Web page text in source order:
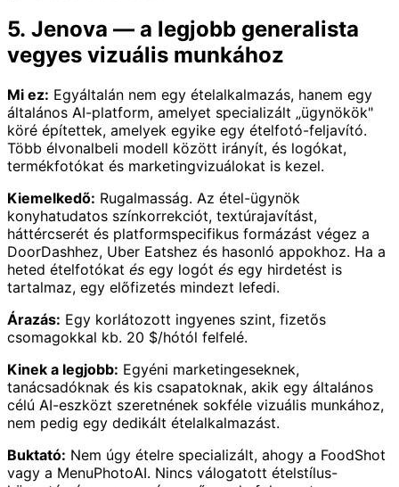
5. Jenova — a legjobb generalista
vegyes vizuális munkához
Mi ez: Egyáltalán nem egy ételalkalmazás, hanem egy
általános AI-platform, amelyet specializált „ügynökök"
köré építettek, amelyek egyike egy ételfotó-feljavító.
Több élvonalbeli modell között irányít, és logókat,
termékfotókat és marketingvizuálokat is kezel.
Kiemelkedő: Rugalmasság. Az étel-ügynök
konyhatudatos színkorrekciót, textúrajavítást,
háttércserét és platformspecifikus formázást végez a
DoorDashhez, Uber Eatshez és hasonló appokhoz. Ha a
heted ételfotókat és egy logót és egy hirdetést is
tartalmaz, egy előfizetés mindezt lefedi.
Árazás: Egy korlátozott ingyenes szint, fizetős
csomagokkal kb. 20 $/hótól felfelé.
Kinek a legjobb: Egyéni marketingeseknek,
tanácsadóknak és kis csapatoknak, akik egy általános
célú AI-eszközt szeretnének sokféle vizuális munkához,
nem pedig egy dedikált ételalkalmazást.
Buktató: Nem úgy ételre specializált, ahogy a FoodShot
vagy a MenuPhotoAI. Nincs válogatott ételstílus-